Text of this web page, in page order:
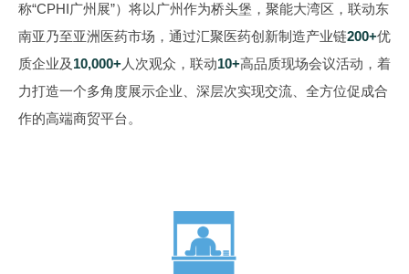
称“CPHI广州展”）将以广州作为桥头堡，聚能大湾区，联动东
南亚乃至亚洲医药市场，通过汇聚医药创新制造产业链200+优
质企业及 10,000+人次观众，联动10+高品质现场会议活动，着
力打造一个多角度展示企业、深层次实现交流、全方位促成合
作的高端商贸平台。